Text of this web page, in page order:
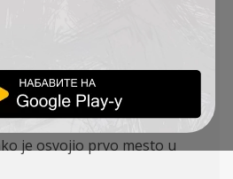
š tim je prvo pobedio Spartak
odigrao nerešeno 1:1 sa
je osvojio prvo mesto u